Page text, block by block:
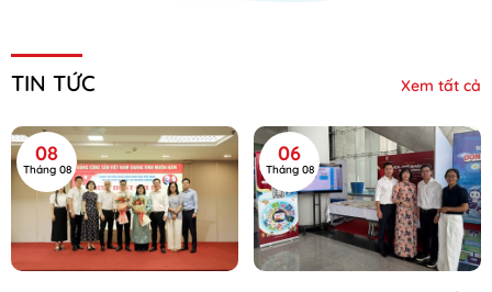
TIN TỨC Xem tất cả
08
Tháng 08
06
Tháng 08